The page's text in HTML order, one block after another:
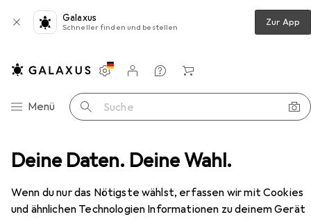
Deine Daten. Deine Wahl.
Wenn du nur das Nötigste wählst, erfassen wir mit Cookies
und ähnlichen Technologien Informationen zu deinem Gerät
Galaxus
Schneller finden und bestellen Zur App
Navigation nach Kategorien
Menü Suche
Einstellungen
Kundenkonto
Vergleichslisten
Merklisten
Warenkorb
Personenwaage Heinner HBS-BTH180BK
EUR
40,90
Heinner HBS-BTH180BK